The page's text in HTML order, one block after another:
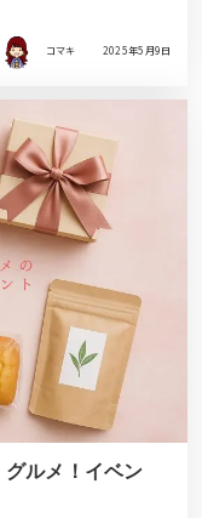
コマキ 2025年5月9日
ルメ！イベン